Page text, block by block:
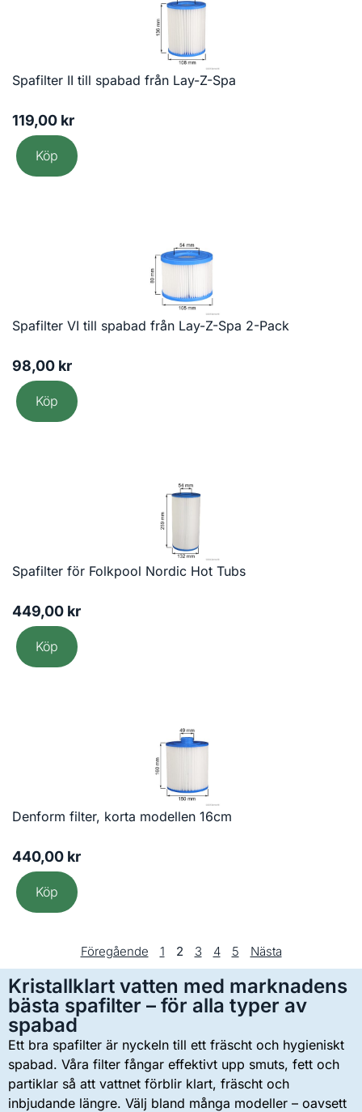
Spafilter II till spabad från Lay-Z-Spa
119,00 kr
Köp
Spafilter VI till spabad från Lay-Z-Spa 2-Pack
98,00 kr
Köp
Spafilter för Folkpool Nordic Hot Tubs
449,00 kr
Köp
Denform filter, korta modellen 16cm
440,00 kr
Köp
Föregående 1 2 3 4 5 Nästa
Kristallklart vatten med marknadens
bästa spafilter – för alla typer av
spabad
Ett bra spafilter är nyckeln till ett fräscht och hygieniskt
spabad. Våra filter fångar effektivt upp smuts, fett och
partiklar så att vattnet förblir klart, fräscht och
inbjudande längre. Välj bland många modeller – oavsett